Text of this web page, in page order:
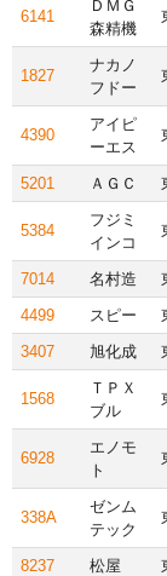
6141
ＤＭＧ
森精機
1827
ナカノ
フドー
4390
アイピ
ーエス
5201 ＡＧＣ
5384
フジミ
インコ
7014 名村造
4499
スピー
3407
旭化成
1568
ＴＰＸ
ブル
6928
エノモ
ト
338A
ゼンム
テック
8237 松屋